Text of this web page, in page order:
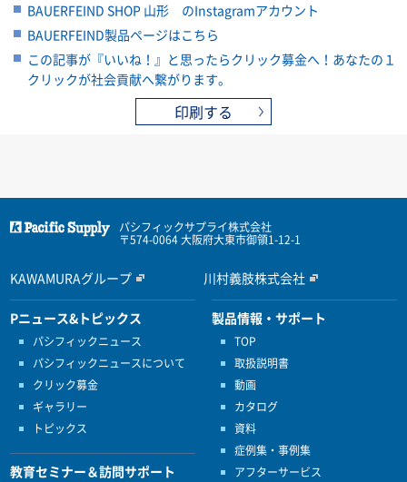
BAUERFEIND SHOP 山形 のInstagramアカウント
BAUERFEIND製品ページはこちら
この記事が『いいね！』と思ったらクリック募金へ！あなたの１
クリックが社会貢献へ繋がります。
印刷する
パシフィックサプライ株式会社
〒574-0064 大阪府大東市御領1-12-1
KAWAMURAグループ 川村義肢株式会社
Pニュース&トピックス
パシフィックニュース
パシフィックニュースについて
クリック募金
ギャラリー
トピックス
教育セミナー＆訪問サポート
製品情報・サポート
TOP
取扱説明書
動画
カタログ
資料
症例集・事例集
アフターサービス